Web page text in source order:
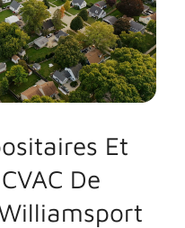
Et
De